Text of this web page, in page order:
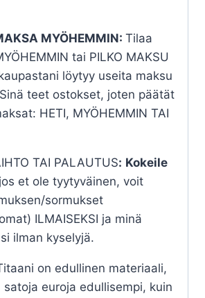
MYÖHEMMIN: Tilaa
tai PILKO MAKSU
löytyy useita maksu
teet ostokset, joten päätät
HETI, MYÖHEMMIN TAI
TAI PALAUTUS: Kokeile
et ole tyytyväinen, voit
sormukset
ILMAISEKSI ja minä
ilman kyselyjä.
on edullinen materiaali,
satoja euroja edullisempi, kuin